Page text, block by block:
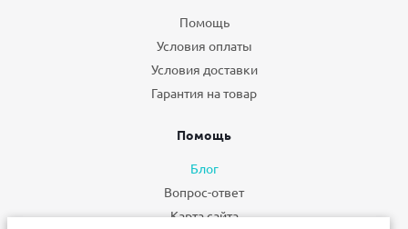
Помощь
Условия оплаты
Условия доставки
Гарантия на товар
Помощь
Блог
Вопрос-ответ
Карта сайта